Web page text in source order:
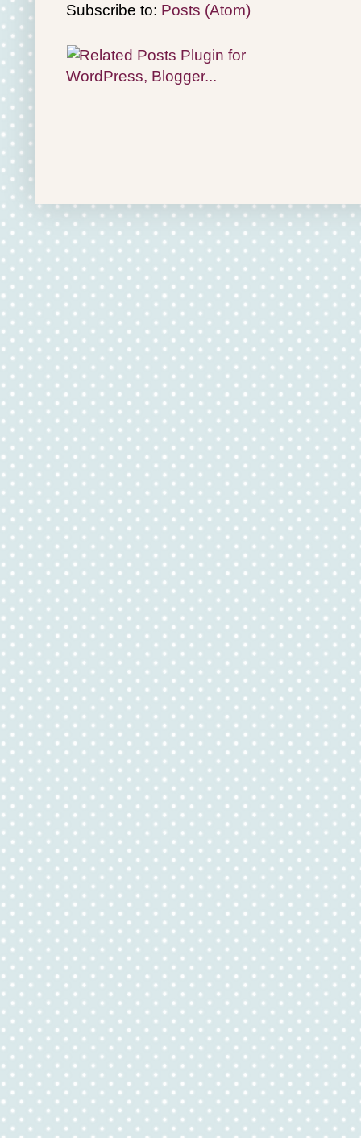
Subscribe to: Posts (Atom)